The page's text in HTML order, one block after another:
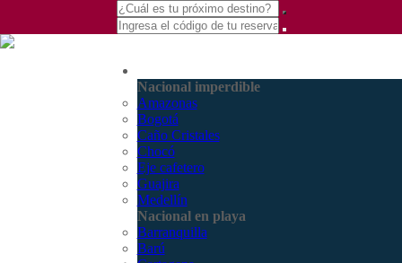
Nacional imperdible
Amazonas
Bogotá
Caño Cristales
Chocó
Eje cafetero
Guajira
Medellín
Nacional en playa
Barranquilla
Barú